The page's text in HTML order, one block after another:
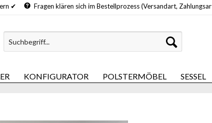
✔ Fragen klären sich im Bestellprozess (Versandart,
KONFIGURATOR POLSTERMÖBEL SESSEL